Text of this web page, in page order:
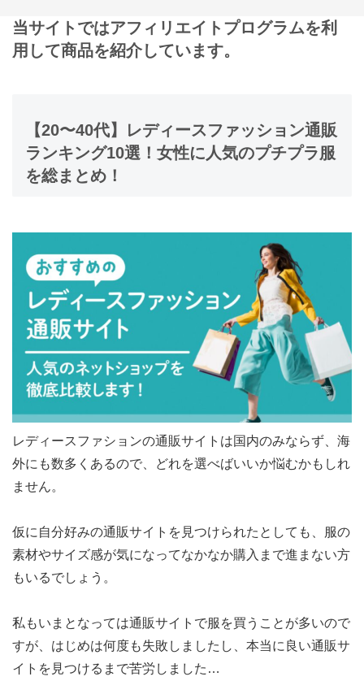
当サイトではアフィリエイトプログラムを利
用して商品を紹介しています。
【20〜40代】レディースファッション通販
ランキング10選！女性に人気のプチプラ服
を総まとめ！
レディースファションの通販サイトは国内のみならず、海
外にも数多くあるので、どれを選べばいいか悩むかもしれ
ません。
仮に自分好みの通販サイトを見つけられたとしても、服の
素材やサイズ感が気になってなかなか購入まで進まない方
もいるでしょう。
私もいまとなっては通販サイトで服を買うことが多いので
すが、はじめは何度も失敗しましたし、本当に良い通販サ
イトを見つけるまで苦労しました…